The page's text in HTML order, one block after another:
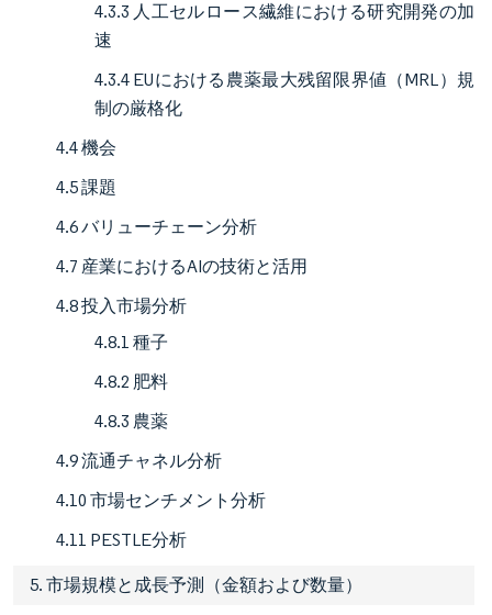
4.3.3 人工セルロース繊維における研究開発の加
速
4.3.4 EUにおける農薬最大残留限界値（MRL）規
制の厳格化
4.4 機会
4.5 課題
4.6 バリューチェーン分析
4.7 産業におけるAIの技術と活用
4.8 投入市場分析
4.8.1 種子
4.8.2 肥料
4.8.3 農薬
4.9 流通チャネル分析
4.10 市場センチメント分析
4.11 PESTLE分析
5. 市場規模と成長予測（金額および数量）